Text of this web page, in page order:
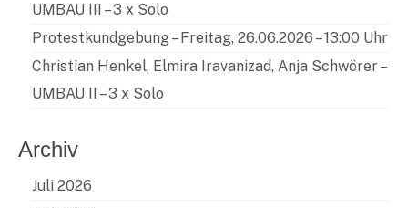
UMBAU III – 3 x Solo
Protestkundgebung – Freitag, 26.06.2026 – 13:00 Uhr
Christian Henkel, Elmira Iravanizad, Anja Schwörer –
UMBAU II – 3 x Solo
Archiv
Juli 2026